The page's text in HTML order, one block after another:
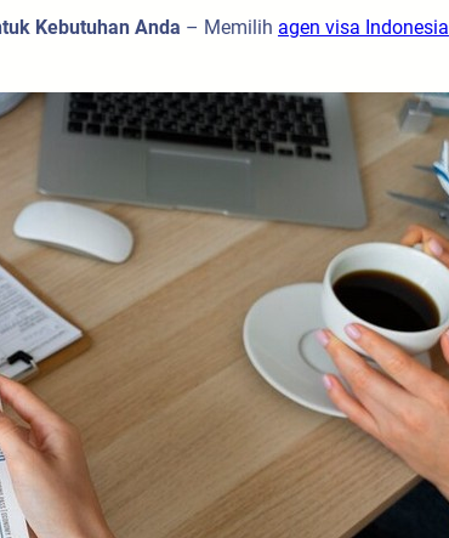
Kebutuhan Anda – Memilih agen visa Indonesia